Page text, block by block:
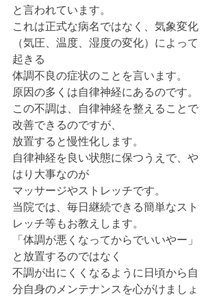
と言われています。
これは正式な病名ではなく、気象変化
（気圧、温度、湿度の変化）によって
起きる
体調不良の症状のことを言います。
原因の多くは自律神経にあるのです。
この不調は、自律神経を整えることで
改善できるのですが、
放置すると慢性化します。
自律神経を良い状態に保つうえで、や
はり大事なのが
マッサージやストレッチです。
当院では、毎日継続できる簡単なスト
レッチ等もお教えします。
「体調が悪くなってからでいいやー」
と放置するのではなく
不調が出にくくなるように日頃から自
分自身のメンテナンスを心がけましょ